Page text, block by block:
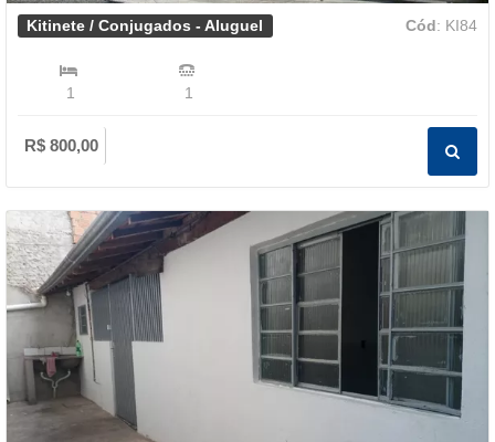
Kitinete / Conjugados - Aluguel Cód: KI84
1 1
R$ 800,00